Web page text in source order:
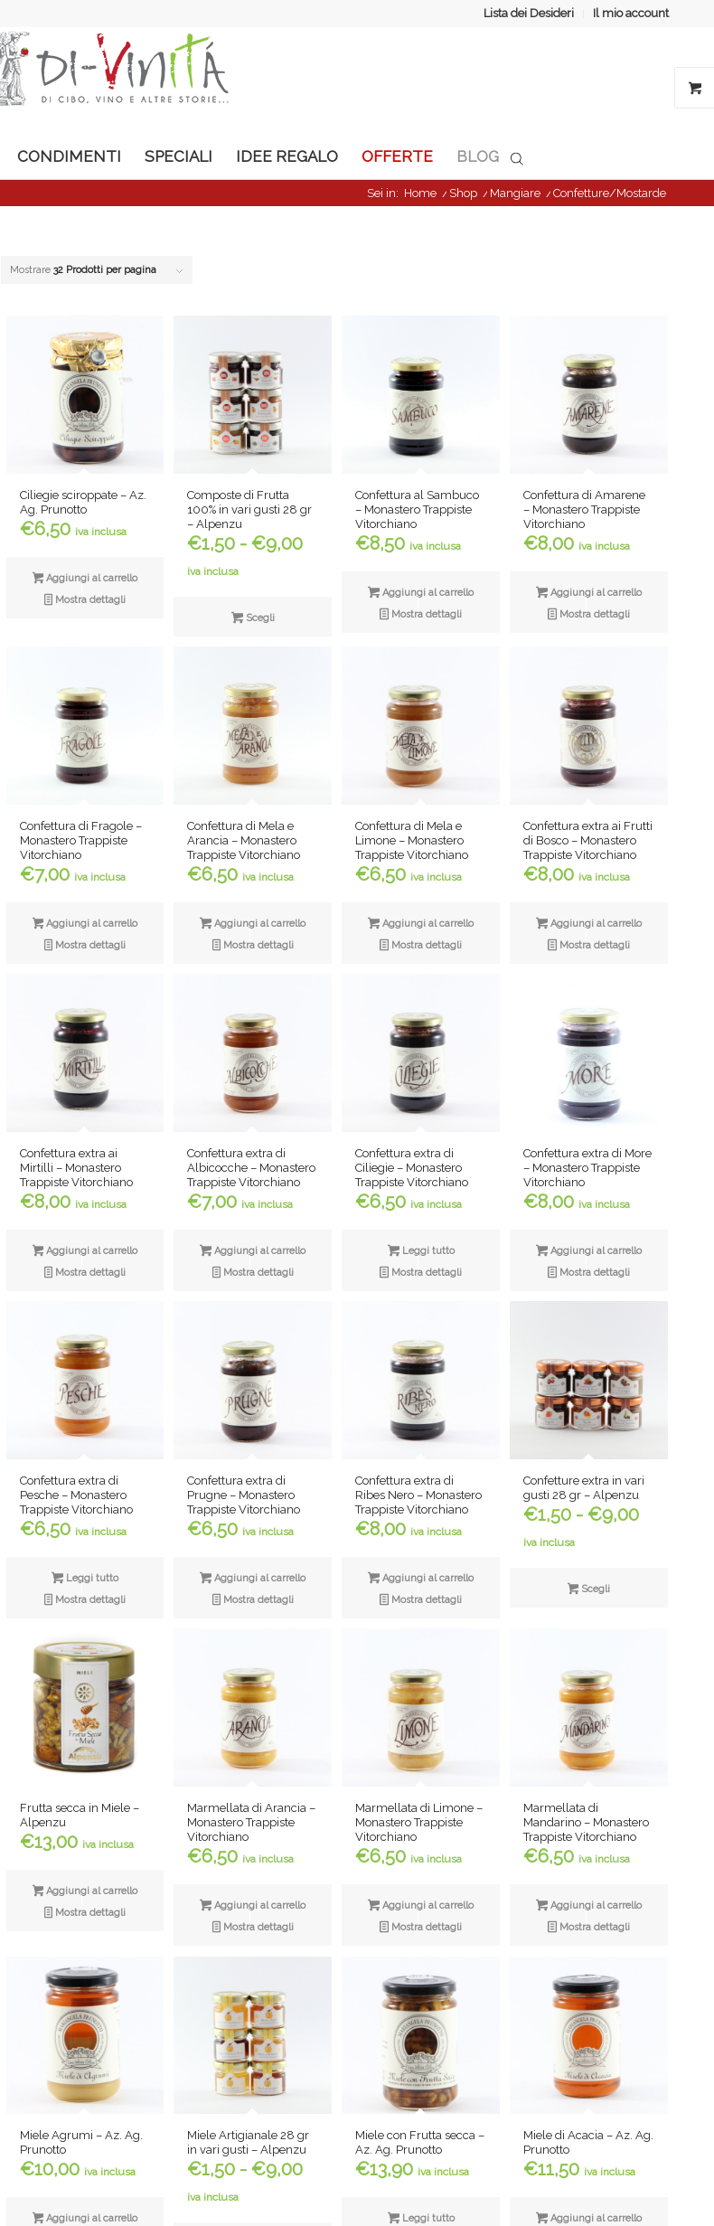
Lista dei Desideri Il mio account
CONDIMENTI SPECIALI IDEE REGALO OFFERTE BLOG
Sei in: Home / Shop / Mangiare / Confetture/Mostarde
Mostrare 32 Prodotti per pagina
Ciliegie sciroppate – Az.
Ag. Prunotto
€6,50 iva inclusa
Aggiungi al carrello
Mostra dettagli
Composte di Frutta
100% in vari gusti 28 gr
– Alpenzu
€1,50 - €9,00Fascia
iva inclusa
Scegli
Confettura al Sambuco
– Monastero Trappiste
Vitorchiano
€8,50 iva inclusa
Aggiungi al carrello
Mostra dettagli
Confettura di Amarene
– Monastero Trappiste
Vitorchiano
€8,00 iva inclusa
Aggiungi al carrello
Mostra dettagli
Confettura di Fragole –
Monastero Trappiste
Vitorchiano
€7,00 iva inclusa
Aggiungi al carrello
Mostra dettagli
Confettura di Mela e
Arancia – Monastero
Trappiste Vitorchiano
€6,50 iva inclusa
Aggiungi al carrello
Mostra dettagli
Confettura di Mela e
Limone – Monastero
Trappiste Vitorchiano
€6,50 iva inclusa
Aggiungi al carrello
Mostra dettagli
Confettura extra ai Frutti
di Bosco – Monastero
Trappiste Vitorchiano
€8,00 iva inclusa
Aggiungi al carrello
Mostra dettagli
Confettura extra ai
Mirtilli – Monastero
Trappiste Vitorchiano
€8,00 iva inclusa
Aggiungi al carrello
Mostra dettagli
Confettura extra di
Albicocche – Monastero
Trappiste Vitorchiano
€7,00 iva inclusa
Aggiungi al carrello
Mostra dettagli
Confettura extra di
Ciliegie – Monastero
Trappiste Vitorchiano
€6,50 iva inclusa
Leggi tutto
Mostra dettagli
Confettura extra di More
– Monastero Trappiste
Vitorchiano
€8,00 iva inclusa
Aggiungi al carrello
Mostra dettagli
Confettura extra di
Pesche – Monastero
Trappiste Vitorchiano
€6,50 iva inclusa
Leggi tutto
Mostra dettagli
Confettura extra di
Prugne – Monastero
Trappiste Vitorchiano
€6,50 iva inclusa
Aggiungi al carrello
Mostra dettagli
Confettura extra di
Ribes Nero – Monastero
Trappiste Vitorchiano
€8,00 iva inclusa
Aggiungi al carrello
Mostra dettagli
Confetture extra in vari
gusti 28 gr – Alpenzu
€1,50 - €9,00Fascia
iva inclusa
Scegli
Frutta secca in Miele –
Alpenzu
€13,00 iva inclusa
Aggiungi al carrello
Mostra dettagli
Marmellata di Arancia –
Monastero Trappiste
Vitorchiano
€6,50 iva inclusa
Aggiungi al carrello
Mostra dettagli
Marmellata di Limone –
Monastero Trappiste
Vitorchiano
€6,50 iva inclusa
Aggiungi al carrello
Mostra dettagli
Marmellata di
Mandarino – Monastero
Trappiste Vitorchiano
€6,50 iva inclusa
Aggiungi al carrello
Mostra dettagli
Miele Agrumi – Az. Ag.
Prunotto
€10,00 iva inclusa
Aggiungi al carrello
Miele Artigianale 28 gr
in vari gusti – Alpenzu
€1,50 - €9,00Fascia
iva inclusa
Miele con Frutta secca –
Az. Ag. Prunotto
€13,90 iva inclusa
Leggi tutto
Miele di Acacia – Az. Ag.
Prunotto
€11,50 iva inclusa
Aggiungi al carrello